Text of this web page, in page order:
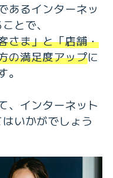
あるインターネッ
とで、
さま」と「店舗・
の満足度アップに
。
、インターネット
いかがでしょう